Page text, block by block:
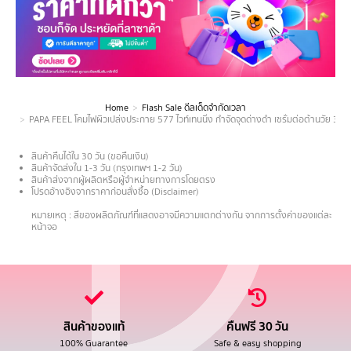
You are here: Home
Flash Sale ดีลเด็ดจำกัดเวลา
PAPA FEEL โคมไฟผิวเปล่งประกาย 577 ไวท์เทนนิ่ง กำจัดจุดด่างดำ เซรั่มต่อต้านวัย
สินค้าคืนได้ใน 30 วัน (ขอคืนเงิน)
สินค้าจัดส่งใน 1-3 วัน (กรุงเทพฯ 1-2 วัน)
สินค้าส่งจากผู้ผลิตหรือผู้จำหน่ายทางการโดยตรง
โปรดอ้างอิงจากราคาก่อนสั่งซื้อ (Disclaimer)
หมายเหตุ : สีของผลิตภัณฑ์ที่แสดงอาจมีความแตกต่างกัน จากการตั้งค่าของแต่ละ
หน้าจอ
สินค้าของแท้
100% Guarantee
คืนฟรี 30 วัน
Safe & easy shopping